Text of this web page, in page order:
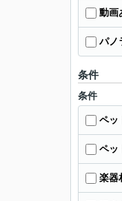
動画
パノ
条件
条件
ペッ
ペッ
楽器